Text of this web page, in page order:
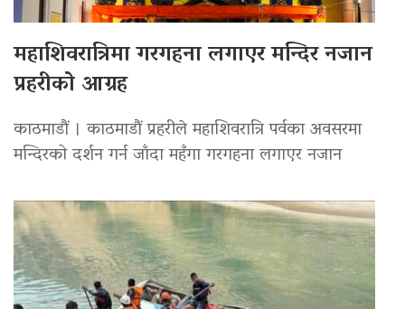
महाशिवरात्रिमा गरगहना लगाएर मन्दिर नजान
प्रहरीको आग्रह
काठमाडौं । काठमाडौं प्रहरीले महाशिवरात्रि पर्वका अवसरमा
मन्दिरको दर्शन गर्न जाँदा महँगा गरगहना लगाएर नजान